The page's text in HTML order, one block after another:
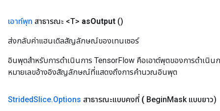
เอาท์พุท สาธารณะ <T> asOutput ()
ส่งกลับค่าแฮนเดิลสัญลักษณ์ของเทนเซอร์
อินพุตสำหรับการดำเนินการ TensorFlow คือเอาต์พุตของการดำเนิน
หมายเลขอ้างอิงสัญลักษณ์ที่แสดงถึงการคำนวณอินพุต
StridedSlice.Options สาธารณะแบบคงที่ ( BeginMask แบบยาว)